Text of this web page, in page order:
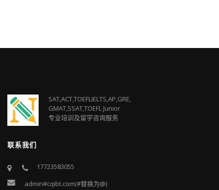
SAT,ACT,TOEFLIELTS,AP,GRE,
GMAT,SSAT,TOEFL Junior
专业培训及留学咨询服务
联系我们
17723583055
admin#cqibt.com(#替换为@)